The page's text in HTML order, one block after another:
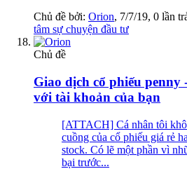
Chủ đề bởi: Orion, 7/7/19, 0 lần
tâm sự chuyện đầu tư
Chủ đề
Giao dịch cổ phiếu penny
với tài khoản của bạn
[ATTACH] Cá nhân tôi
cuồng của cổ phiếu giá rẻ
stock. Có lẽ một phần vì
bại trước...